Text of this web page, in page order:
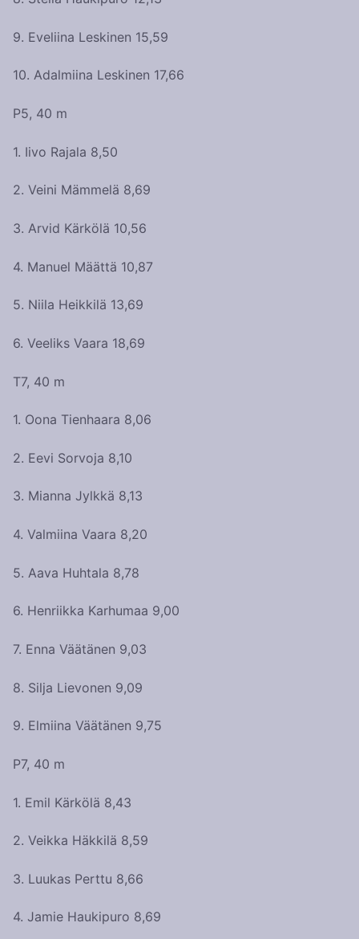
9. Eveliina Leskinen 15,59
10. Adalmiina Leskinen 17,66
P5, 40 m
1. Iivo Rajala 8,50
2. Veini Mämmelä 8,69
3. Arvid Kärkölä 10,56
4. Manuel Määttä 10,87
5. Niila Heikkilä 13,69
6. Veeliks Vaara 18,69
T7, 40 m
1. Oona Tienhaara 8,06
2. Eevi Sorvoja 8,10
3. Mianna Jylkkä 8,13
4. Valmiina Vaara 8,20
5. Aava Huhtala 8,78
6. Henriikka Karhumaa 9,00
7. Enna Väätänen 9,03
8. Silja Lievonen 9,09
9. Elmiina Väätänen 9,75
P7, 40 m
1. Emil Kärkölä 8,43
2. Veikka Häkkilä 8,59
3. Luukas Perttu 8,66
4. Jamie Haukipuro 8,69